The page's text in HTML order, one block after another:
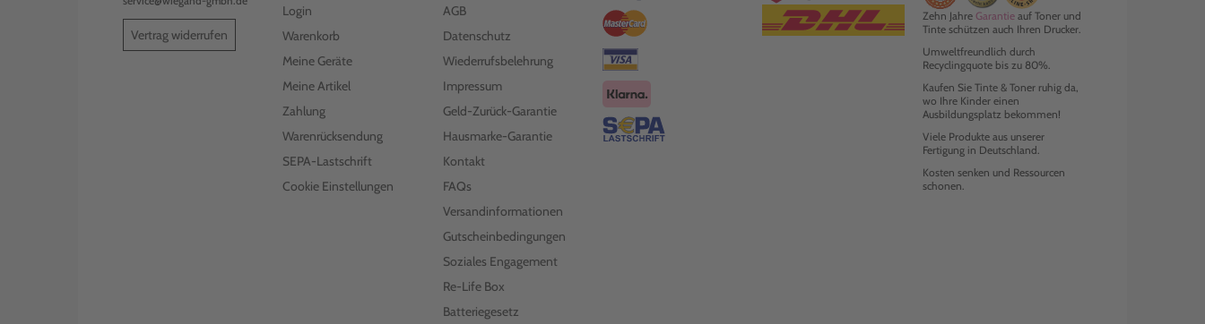
Vertrag widerrufen
Login
Warenkorb
Meine Geräte
Meine Artikel
Zahlung
Warenrücksendung
SEPA-Lastschrift
Cookie Einstellungen
AGB
Datenschutz
Wiederrufsbelehrung
Impressum
Geld-Zurück-Garantie
Hausmarke-Garantie
Kontakt
FAQs
Versandinformationen
Gutscheinbedingungen
Soziales Engagement
Re-Life Box
Batteriegesetz
Zehn Jahre Garantieauf Toner und
Tinte schützen auch Ihren Drucker.
Umweltfreundlich durch
Recyclingquote bis zu 80%.
Kaufen Sie Tinte & Toner ruhig da,
wo Ihre Kinder einen
Ausbildungsplatz bekommen!
Viele Produkte aus unserer
Fertigung in Deutschland.
Kosten senken und Ressourcen
schonen.